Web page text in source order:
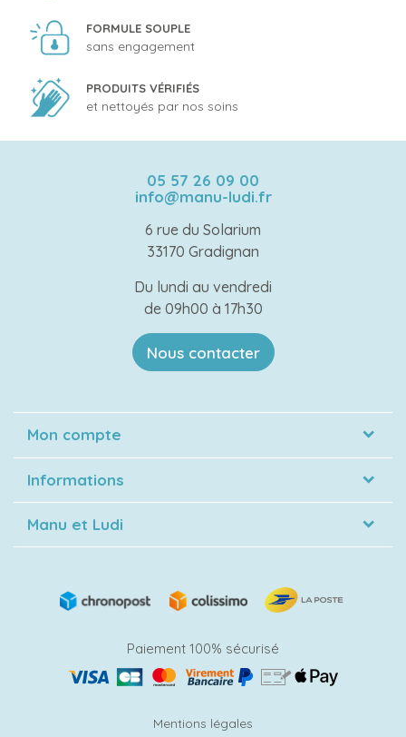
FORMULE SOUPLE
sans engagement
PRODUITS VÉRIFIÉS
et nettoyés par nos soins
05 57 26 09 00
info@manu-ludi.fr
6 rue du Solarium
33170 Gradignan
Du lundi au vendredi
de 09h00 à 17h30
Nous contacter
Mon compte
Informations
Manu et Ludi
Paiement 100% sécurisé
Mentions légales